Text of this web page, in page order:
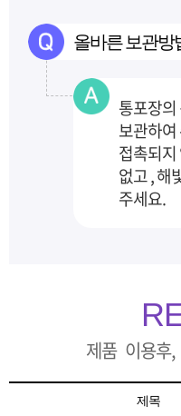
올바른 보관방
통포장
보관하
접촉되지
없고 , 해
주세요.
제품 이용후
제목